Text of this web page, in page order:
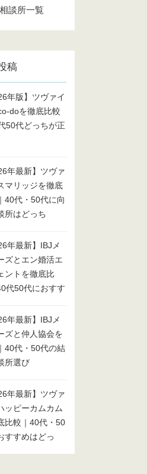
談所一覧
稿
年版】ツヴァイ
doを徹底比較
50代どっちが正
年最新】ツヴァ
マリッジを徹底
40代・50代に向
所はどっち
年最新】IBJメ
ズとエン婚活エ
ントを徹底比
代50代におすす
年最新】IBJメ
ズと仲人協会を
40代・50代の結
所選び
年最新】ツヴァ
ッピーカムカム
比較｜40代・50
すすめはどっ